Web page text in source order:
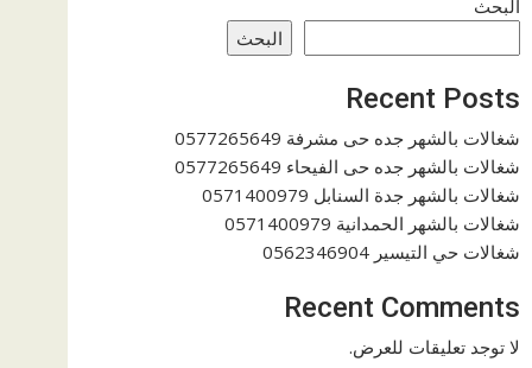
البحث
البحث
Recent Posts
شغالات بالشهر جده حى مشرفة 0577265649
شغالات بالشهر جده حى الفيحاء 0577265649
شغالات بالشهر جدة السنابل 0571400979
شغالات بالشهر الحمدانية 0571400979
شغالات حي التيسير 0562346904
Recent Comments
لا توجد تعليقات للعرض.